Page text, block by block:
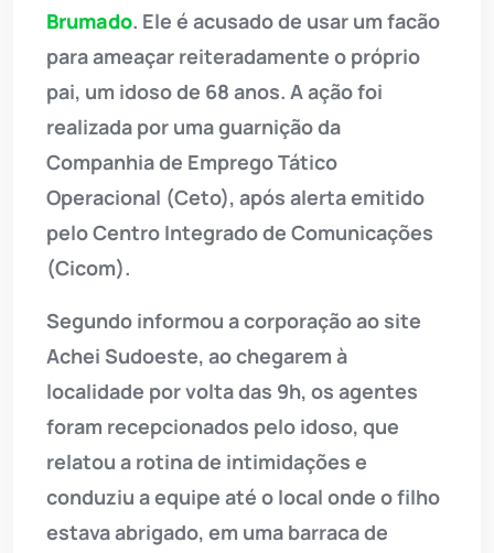
Brumado. Ele é acusado de usar um facão
para ameaçar reiteradamente o próprio
pai, um idoso de 68 anos. A ação foi
realizada por uma guarnição da
Companhia de Emprego Tático
Operacional (Ceto), após alerta emitido
pelo Centro Integrado de Comunicações
(Cicom).
Segundo informou a corporação ao site
Achei Sudoeste, ao chegarem à
localidade por volta das 9h, os agentes
foram recepcionados pelo idoso, que
relatou a rotina de intimidações e
conduziu a equipe até o local onde o filho
estava abrigado, em uma barraca de